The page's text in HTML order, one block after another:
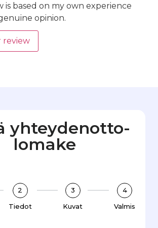
is based on my own experience
opinion.
review
yhteydenotto­
lomake
2
Tiedot
3
Kuvat
4
Valmis